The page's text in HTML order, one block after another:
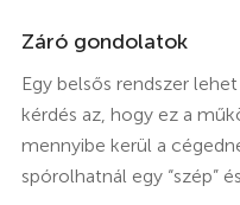
Záró gondolatok
Egy belsős rendszer
kérdés az, hogy ez a
mennyibe kerül a
spórolhatnál egy “szép”